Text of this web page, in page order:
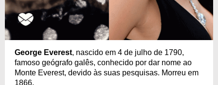
George Everest, nascido em 4 de julho de 1790,
famoso geógrafo galês, conhecido por dar nome ao
Monte Everest, devido às suas pesquisas. Morreu em
1866.